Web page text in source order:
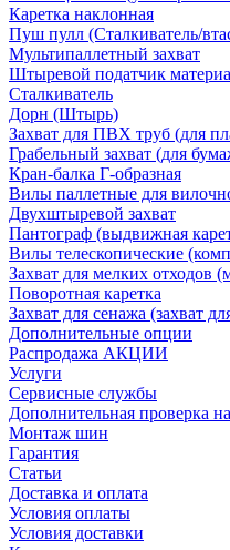
Каретка наклонная
Пуш пулл (Сталкиватель/
Мультипаллетный захват
Штыревой податчик
Сталкиватель
Дорн (Штырь)
Захват для ПВХ труб (для
Грабельный захват (для
Кран-балка Г-образная
Вилы паллетные для
Двухштыревой захват
Пантограф (выдвижная
Вилы телескопические
Захват для мелких отходов
Поворотная каретка
Захват для сенажа (захват
Дополнительные опции
Распродажа АКЦИИ
Услуги
Сервисные службы
Дополнительная проверка
Монтаж шин
Гарантия
Статьи
Доставка и оплата
Условия оплаты
Условия доставки